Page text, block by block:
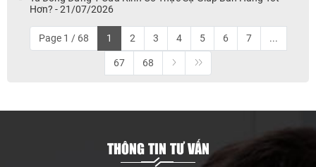
Hơn? - 21/07/2026
Page 1 / 68 1 2 3 4 5 6 7 ...
67 68
THÔNG TIN TƯ VẤN